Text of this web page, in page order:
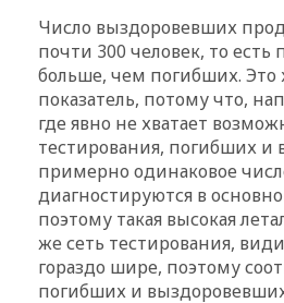
Число выздоровевших
почти 300 человек, то есть
больше, чем погибших.
показатель, потому что,
где явно не хватает
тестирования, погибших и
примерно одинаковое
диагностируются в
поэтому такая высокая
же сеть тестирования,
гораздо шире, поэтому
погибших и